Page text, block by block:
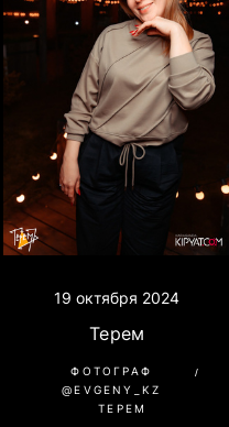
19 октября 2024
Терем
ФОТОГРАФ
@EVGENY_KZ
ТЕРЕМ